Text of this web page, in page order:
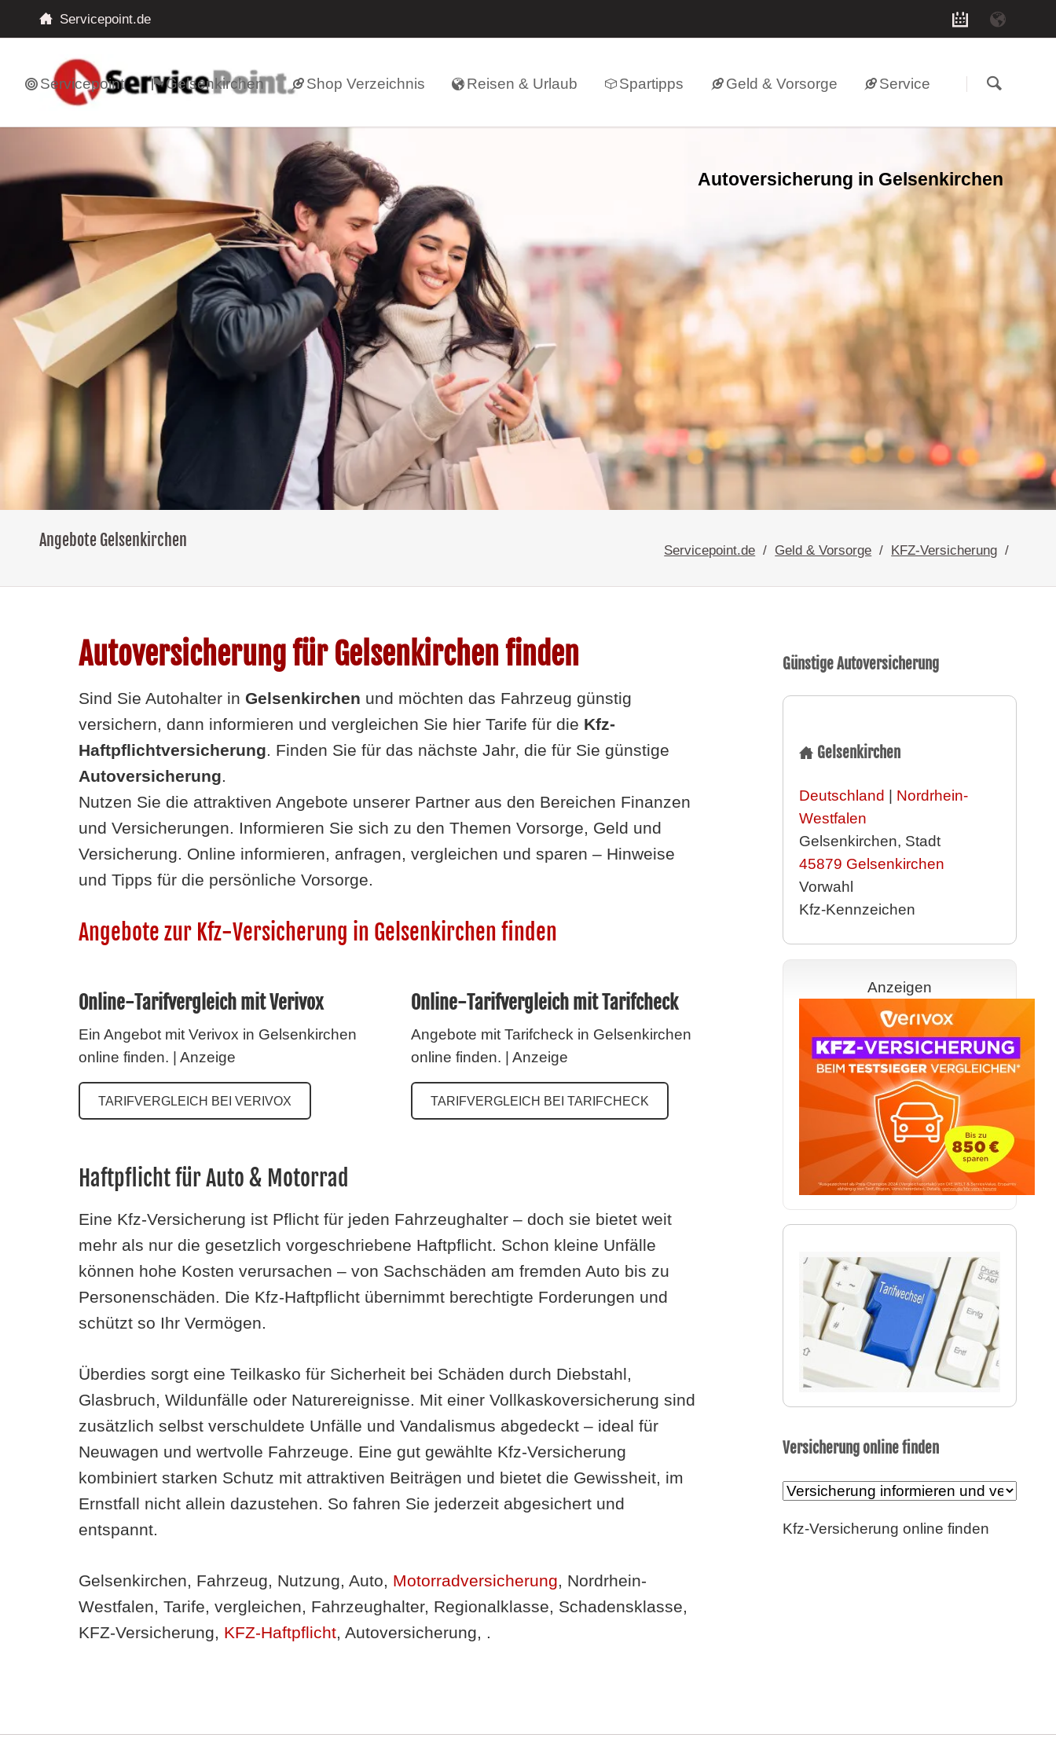
Servicepoint.de
Servicepoint Gelsenkirchen Shop Verzeichnis Reisen & Urlaub Spartipps Geld & Vorsorge Service
Autoversicherung in Gelsenkirchen
Angebote Gelsenkirchen
Servicepoint.de Geld & Vorsorge KFZ-Versicherung
Autoversicherung für Gelsenkirchen finden
Sind Sie Autohalter in Gelsenkirchen und möchten das Fahrzeug günstig
versichern, dann informieren und vergleichen Sie hier Tarife für die Kfz-
Haftpflichtversicherung. Finden Sie für das nächste Jahr, die für Sie günstige
Autoversicherung.
Nutzen Sie die attraktiven Angebote unserer Partner aus den Bereichen Finanzen
und Versicherungen. Informieren Sie sich zu den Themen Vorsorge, Geld und
Versicherung. Online informieren, anfragen, vergleichen und sparen – Hinweise
und Tipps für die persönliche Vorsorge.
Angebote zur Kfz-Versicherung in Gelsenkirchen finden
Online-Tarifvergleich mit Verivox
Ein Angebot mit Verivox in Gelsenkirchen
online finden. | Anzeige
TARIFVERGLEICH BEI VERIVOX
Online-Tarifvergleich mit Tarifcheck
Angebote mit Tarifcheck in Gelsenkirchen
online finden. | Anzeige
TARIFVERGLEICH BEI TARIFCHECK
Haftpflicht für Auto & Motorrad
Eine Kfz-Versicherung ist Pflicht für jeden Fahrzeughalter – doch sie bietet weit
mehr als nur die gesetzlich vorgeschriebene Haftpflicht. Schon kleine Unfälle
können hohe Kosten verursachen – von Sachschäden am fremden Auto bis zu
Personenschäden. Die Kfz-Haftpflicht übernimmt berechtigte Forderungen und
schützt so Ihr Vermögen.
Überdies sorgt eine Teilkasko für Sicherheit bei Schäden durch Diebstahl,
Glasbruch, Wildunfälle oder Naturereignisse. Mit einer Vollkaskoversicherung sind
zusätzlich selbst verschuldete Unfälle und Vandalismus abgedeckt – ideal für
Neuwagen und wertvolle Fahrzeuge. Eine gut gewählte Kfz-Versicherung
kombiniert starken Schutz mit attraktiven Beiträgen und bietet die Gewissheit, im
Ernstfall nicht allein dazustehen. So fahren Sie jederzeit abgesichert und
entspannt.
Gelsenkirchen, Fahrzeug, Nutzung, Auto, Motorradversicherung, Nordrhein-
Westfalen, Tarife, vergleichen, Fahrzeughalter, Regionalklasse, Schadensklasse,
KFZ-Versicherung, KFZ-Haftpflicht, Autoversicherung, .
Günstige Autoversicherung
Gelsenkirchen
Deutschland
Nordrhein-
Westfalen
Gelsenkirchen, Stadt
45879 Gelsenkirchen
Vorwahl
Kfz-Kennzeichen
Anzeigen
Versicherung online finden
Kfz-Versicherung online finden